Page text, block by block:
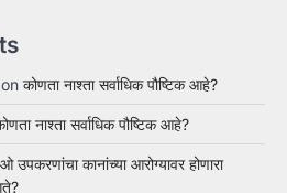
on कोणता नाश्ता सर्वाधिक पौष्टिक आहे?
नाश्ता सर्वाधिक पौष्टिक आहे?
उपकरणांचा कानांच्या आरोग्यावर होणारा